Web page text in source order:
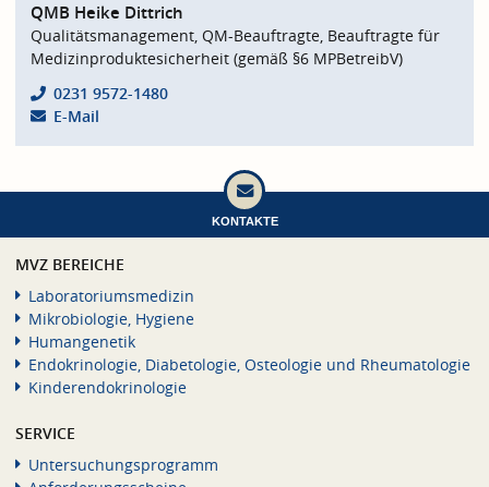
QMB Heike Dittrich
Qualitätsmanagement, QM-Beauftragte, Beauftragte für
Medizinproduktesicherheit (gemäß §6 MPBetreibV)
0231 9572-1480
E-Mail
KONTAKTE
MVZ BEREICHE
Laboratoriumsmedizin
Mikrobiologie, Hygiene
Humangenetik
Endokrinologie, Diabetologie, Osteologie und Rheumatologie
Kinderendokrinologie
SERVICE
Untersuchungsprogramm